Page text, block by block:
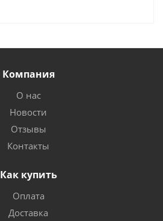
Компания
О нас
Новости
Отзывы
Контакты
Как купить
Оплата
Доставка